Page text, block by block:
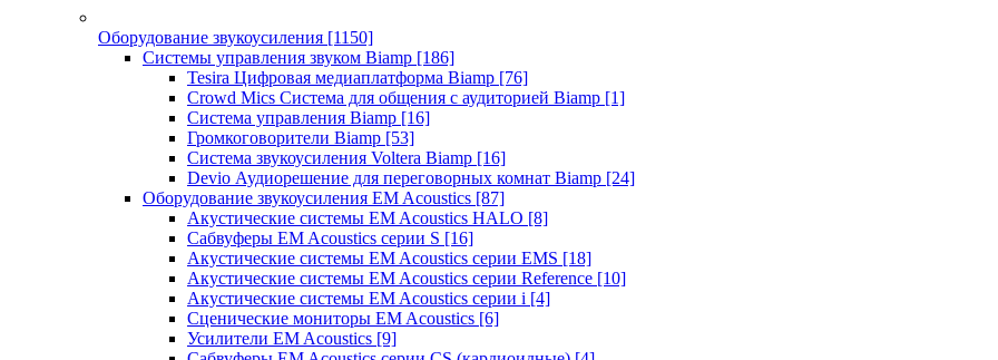
Оборудование звукоусиления [1150]
Системы управления звуком Biamp [186]
Tesira Цифровая медиаплатформа Biamp [76]
Crowd Mics Система для общения с аудиторией Biamp [1]
Система управления Biamp [16]
Громкоговорители Biamp [53]
Система звукоусиления Voltera Biamp [16]
Devio Аудиорешение для переговорных комнат Biamp [24]
Оборудование звукоусиления EM Acoustics [87]
Акустические системы EM Acoustics HALO [8]
Сабвуферы EM Acoustics серии S [16]
Акустические системы EM Acoustics серии EMS [18]
Акустические системы EM Acoustics серии Reference [10]
Акустические системы EM Acoustics серии i [4]
Сценические мониторы EM Acoustics [6]
Усилители EM Acoustics [9]